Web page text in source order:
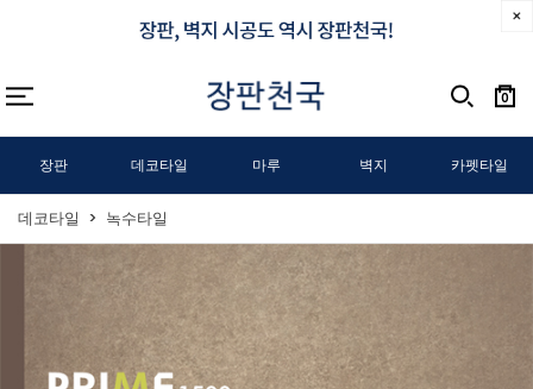
0
장판 데코타일 마루 벽지 카펫타일
데코타일 녹수타일